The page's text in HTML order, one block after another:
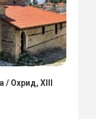
/ Охрид, XIII